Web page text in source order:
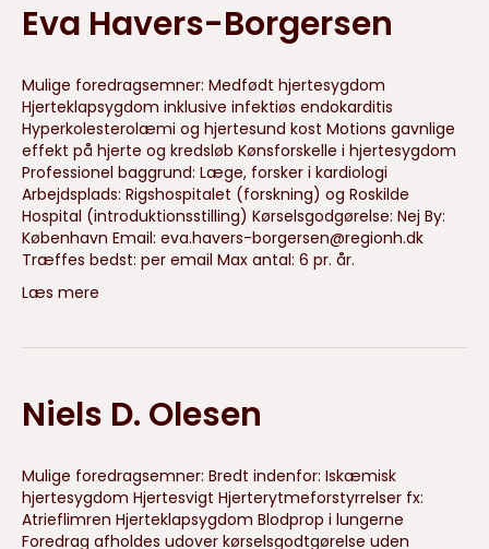
Eva Havers-Borgersen
Mulige foredragsemner: Medfødt hjertesygdom
Hjerteklapsygdom inklusive infektiøs endokarditis
Hyperkolesterolæmi og hjertesund kost Motions gavnlige
effekt på hjerte og kredsløb Kønsforskelle i hjertesygdom
Professionel baggrund: Læge, forsker i kardiologi
Arbejdsplads: Rigshospitalet (forskning) og Roskilde
Hospital (introduktionsstilling) Kørselsgodgørelse: Nej By:
København Email: eva.havers-borgersen@regionh.dk
Træffes bedst: per email Max antal: 6 pr. år.
Læs mere
Niels D. Olesen
Mulige foredragsemner: Bredt indenfor: Iskæmisk
hjertesygdom Hjertesvigt Hjerterytmeforstyrrelser fx:
Atrieflimren Hjerteklapsygdom Blodprop i lungerne
Foredrag afholdes udover kørselsgodtgørelse uden